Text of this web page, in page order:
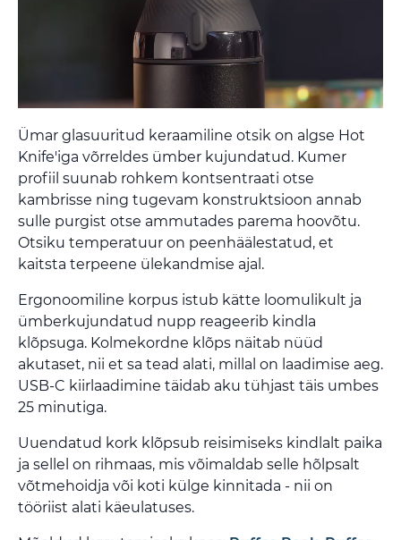
Ümar glasuuritud keraamiline otsik on algse Hot
Knife'iga võrreldes ümber kujundatud. Kumer
profiil suunab rohkem kontsentraati otse
kambrisse ning tugevam konstruktsioon annab
sulle purgist otse ammutades parema hoovõtu.
Otsiku temperatuur on peenhäälestatud, et
kaitsta terpeene ülekandmise ajal.
Ergonoomiline korpus istub kätte loomulikult ja
ümberkujundatud nupp reageerib kindla
klõpsuga. Kolmekordne klõps näitab nüüd
akutaset, nii et sa tead alati, millal on laadimise aeg.
USB-C kiirlaadimine täidab aku tühjast täis umbes
25 minutiga.
Uuendatud kork klõpsub reisimiseks kindlalt paika
ja sellel on rihmaas, mis võimaldab selle hõlpsalt
võtmehoidja või koti külge kinnitada - nii on
tööriist alati käeulatuses.